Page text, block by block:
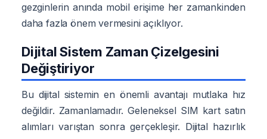
gezginlerin anında mobil erişime her zamankinden
daha fazla önem vermesini açıklıyor.
Dijital Sistem Zaman Çizelgesini
Değiştiriyor
Bu dijital sistemin en önemli avantajı mutlaka hız
değildir. Zamanlamadır. Geleneksel SIM kart satın
alımları varıştan sonra gerçekleşir. Dijital hazırlık